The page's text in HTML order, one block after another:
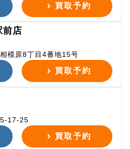
買取予約
前店
模原8丁目4番地15号
買取予約
17-25
買取予約